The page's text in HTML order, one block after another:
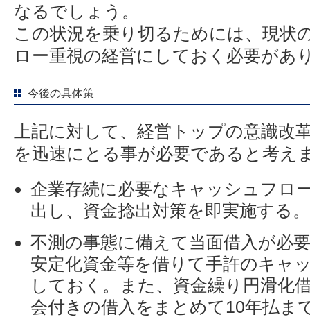
なるでしょう。
この状況を乗り切るためには、現状
ロー重視の経営にしておく必要があ
今後の具体策
上記に対して、経営トップの意識改
を迅速にとる事が必要であると考え
企業存続に必要なキャッシュフロ
出し、資金捻出対策を即実施する。
不測の事態に備えて当面借入が必
安定化資金等を借りて手許のキャ
しておく。また、資金繰り円滑化
会付きの借入をまとめて10年払ま